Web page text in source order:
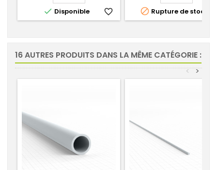
 Disponible favorite_border  Rupture de stock
16 AUTRES PRODUITS DANS LA MÊME CATÉGORIE :
>
<